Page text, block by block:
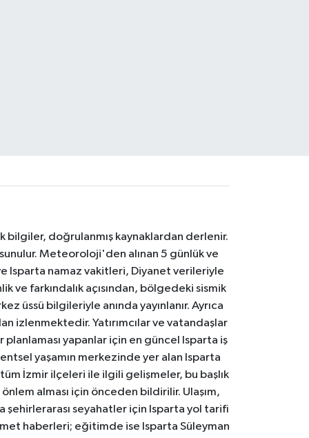
bilgiler, doğrulanmış kaynaklardan derlenir.
Meteoroloji'den alınan 5 günlük ve
Isparta namaz vakitleri, Diyanet verileriyle
ve farkındalık açısından, bölgedeki sismik
üssü bilgileriyle anında yayınlanır. Ayrıca
izlenmektedir. Yatırımcılar ve vatandaşlar
planlaması yapanlar için en güncel Isparta iş
yaşamın merkezinde yer alan Isparta
tüm İzmir ilçeleri ile ilgili gelişmeler, bu başlık
alması için önceden bildirilir. Ulaşım,
şehirlerarası seyahatler için Isparta yol tarifi
haberleri; eğitimde ise Isparta Süleyman